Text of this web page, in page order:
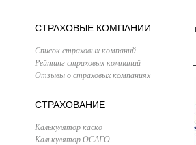
СТРАХОВЫЕ КОМПАНИИ
Список страховых компаний
Рейтинг страховых компаний
Отзывы о страховых компаниях
СТРАХОВАНИЕ
Калькулятор каско
Калькулятор ОСАГО